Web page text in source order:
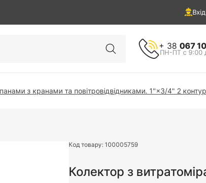
+ 38 067
ПН-ПТ с 9:00
з кранами та повітровідвідниками. 1"×3/4" 2
Код товару:100005759
Колектор з